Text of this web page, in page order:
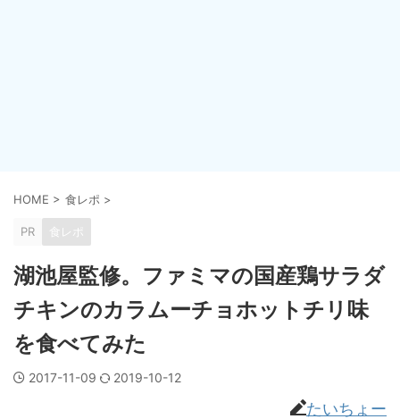
HOME > 食レポ >
PR 食レポ
湖池屋監修。ファミマの国産鶏サラダ
チキンのカラムーチョホットチリ味
を食べてみた
2017-11-09 2019-10-12
たいちょー